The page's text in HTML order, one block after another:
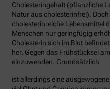
Cholesteringehalt (pflanzliche
Natur aus cholesterinfrei).
cholesterinreiche Lebensmittel
Menschen nur geringfügig
Cholesterin sich im Blut
her. Gegen das Frühstücksei
einzuwenden. Grundsätzlich
ist allerdings eine